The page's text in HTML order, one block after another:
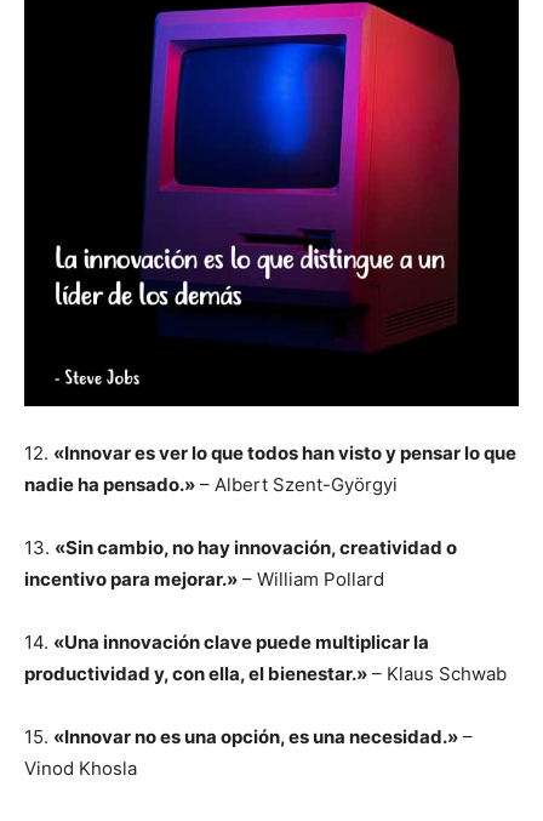
12. «Innovar es ver lo que todos han visto y pensar lo que
nadie ha pensado.» – Albert Szent-Györgyi
13. «Sin cambio, no hay innovación, creatividad o
incentivo para mejorar.» – William Pollard
14. «Una innovación clave puede multiplicar la
productividad y, con ella, el bienestar.» – Klaus Schwab
15. «Innovar no es una opción, es una necesidad.» –
Vinod Khosla